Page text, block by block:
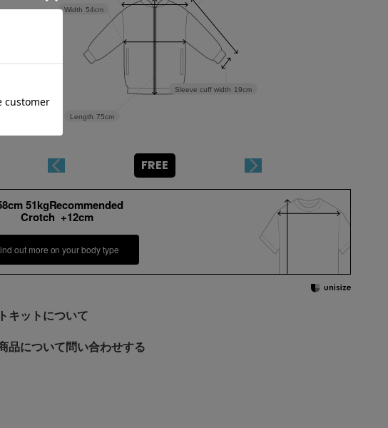
Sleeve cuff width 19cm
Length 75cm
Width 54cm
FREE
51kgRecommended
Crotch +12cm
out more on your body type
キットについて
品について問い合わせする